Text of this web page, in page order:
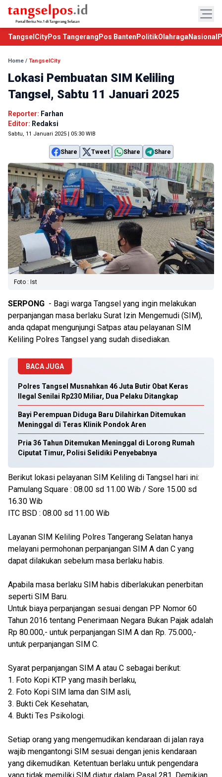
TangselCityPos Tangerang Pos Banten PolitikOlahraga Nasional
Home / TangselCity
Lokasi Pembuatan SIM Keliling
Tangsel, Sabtu 11 Januari 2025
Reporter: Farhan
Editor: Redaksi
Sabtu, 11 Januari 2025 | 05:30 WIB
Share Tweet Share Share
Foto : Ist
SERPONG - Bagi warga Tangsel yang ingin melakukan
perpanjangan masa berlaku Surat Izin Mengemudi (SIM),
anda qdapat mengunjungi Satpas atau pelayanan SIM
Keliling Polres Tangsel yang sudah disediakan.
BACA JUGA
Polres Tangsel Musnahkan 46 Juta Butir Obat Keras
Ilegal Senilai Rp230 Miliar, Dua Pelaku Ditangkap
Bayi Perempuan Diduga Baru Dilahirkan Ditemukan
Meninggal di Teras Klinik Pondok Aren
Pria 36 Tahun Ditemukan Meninggal di Lorong Rumah
Ciputat Timur, Polisi Selidiki Penyebabnya
Berikut lokasi pelayanan SIM Keliling di Tangsel hari ini:
Pamulang Square : 08.00 sd 11.00 Wib / Sore 15.00 sd
16.30 Wib
ITC BSD : 08.00 sd 11.00 Wib
Layanan SIM Keliling Polres Tangerang Selatan hanya
melayani permohonan perpanjangan SIM A dan C yang
dapat dilakukan sebelum masa berlaku habis.
Apabila masa berlaku SIM habis diberlakukan penerbitan
seperti SIM Baru.
Untuk biaya perpanjangan sesuai dengan PP Nomor 60
Tahun 2016 tentang Penerimaan Negara Bukan Pajak adalah
Rp 80.000,- untuk perpanjangan SIM A dan Rp. 75.000,-
untuk perpanjangan SIM C.
Syarat perpanjangan SIM A atau C sebagai berikut:
1. Foto Kopi KTP yang masih berlaku,
2. Foto Kopi SIM lama dan SIM asli,
3. Bukti Cek Kesehatan,
4. Bukti Tes Psikologi.
Setiap orang yang mengemudikan kendaraan di jalan raya
wajib mengantongi SIM sesuai dengan jenis kendaraan
yang dikemudikan. Ketentuan berlaku untuk pengendara